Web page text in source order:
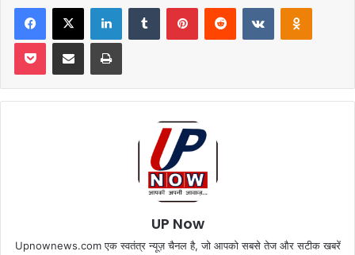
Facebook
X LinkedInTumblr PinterestReddit VKontakte
Pocket Share via Email Print
UP Now
Upnownews.com एक स्वतंत्र न्यूज़ चैनल है, जो आपको सबसे तेज और सटीक खबरें